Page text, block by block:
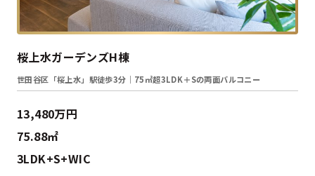
桜上水ガーデンズH棟
世田谷区「桜上水」駅徒歩3分｜75㎡超3LDK＋Sの両面バルコニー
13,480万円
75.88㎡
3LDK+S+WIC